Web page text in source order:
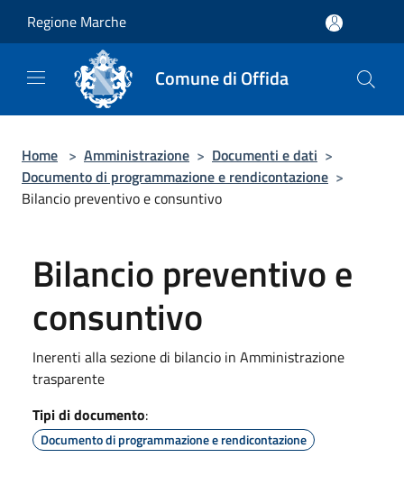
Regione Marche
Comune di Offida
Home > Amministrazione > Documenti e dati >
Documento di programmazione e rendicontazione >
Bilancio preventivo e consuntivo
Bilancio preventivo e
consuntivo
Inerenti alla sezione di bilancio in Amministrazione
trasparente
Tipi di documento:
Documento di programmazione e rendicontazione